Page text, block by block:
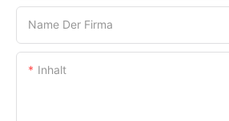
Name Der Firma
Inhalt